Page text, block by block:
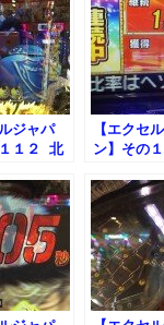
ジャパ
１２ 北
【エクセ
ン】その